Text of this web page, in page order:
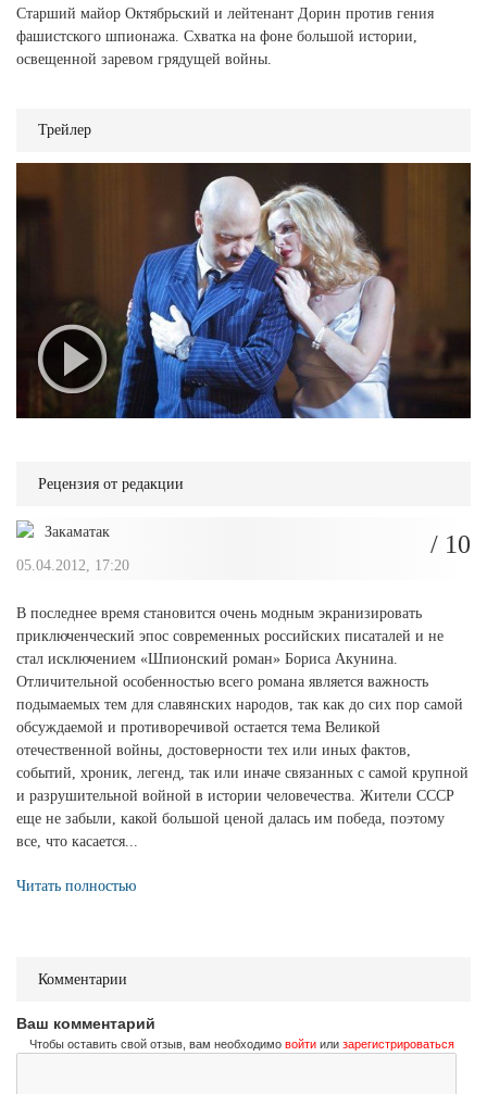
Старший майор Октябрьский и лейтенант Дорин против гения
фашистского шпионажа. Схватка на фоне большой истории,
освещенной заревом грядущей войны.
Трейлер
Рецензия от редакции
Закаматак
05.04.2012, 17:20
/ 10
В последнее время становится очень модным экранизировать
приключенческий эпос современных российских писаталей и не
стал исключением «Шпионский роман» Бориса Акунина.
Отличительной особенностью всего романа является важность
подымаемых тем для славянских народов, так как до сих пор самой
обсуждаемой и противоречивой остается тема Великой
отечественной войны, достоверности тех или иных фактов,
событий, хроник, легенд, так или иначе связанных с самой крупной
и разрушительной войной в истории человечества. Жители СССР
еще не забыли, какой большой ценой далась им победа, поэтому
все, что касается...
Читать полностью
Комментарии
Ваш комментарий
Чтобы оставить свой отзыв, вам необходимо войти или зарегистрироваться